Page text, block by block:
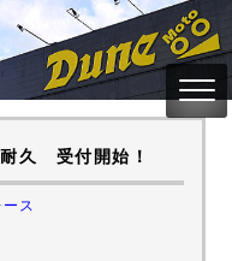
久 受付開始！
ス